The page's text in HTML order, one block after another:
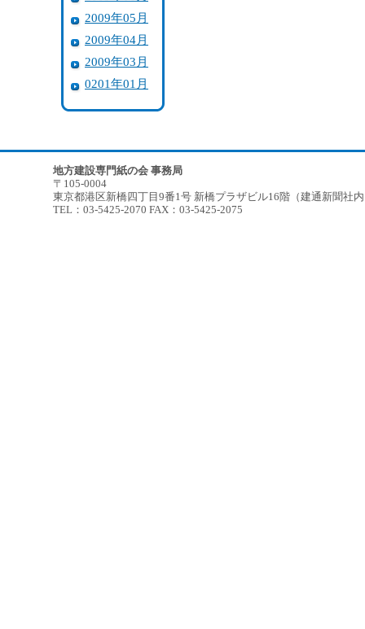
2009年05月
2009年04月
2009年03月
0201年01月
地方建設専門紙の会 事務局
〒105-0004
東京都港区新橋四丁目9番1号 新橋プラザビル16階（建通新聞社
TEL：03-5425-2070 FAX：03-5425-2075